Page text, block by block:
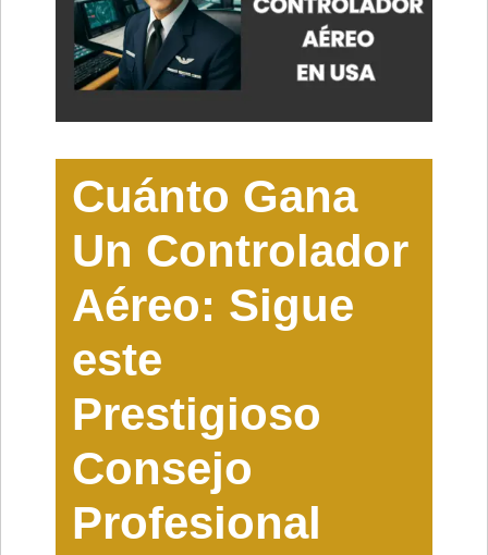
Cuánto Gana
Un Controlador
Aéreo: Sigue
este
Prestigioso
Consejo
Profesional